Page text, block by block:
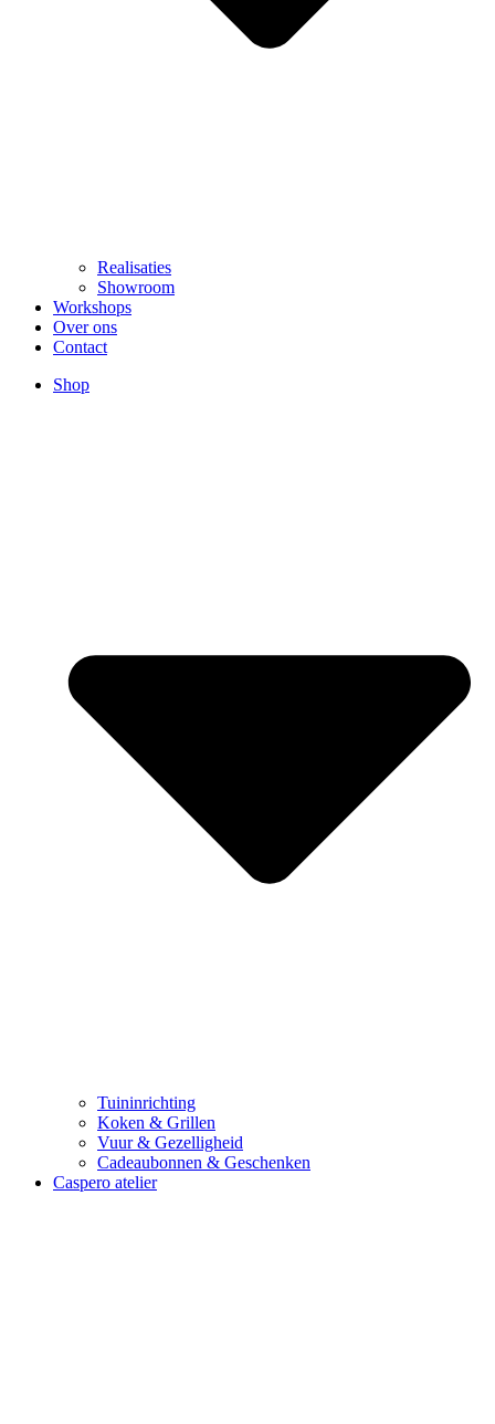
Realisaties
Showroom
Workshops
Over ons
Contact
Shop
Tuininrichting
Koken & Grillen
Vuur & Gezelligheid
Cadeaubonnen & Geschenken
Caspero atelier